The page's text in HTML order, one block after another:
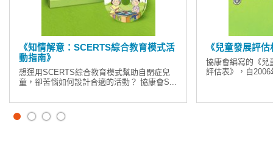
《知情解意：SCERTS綜合教育模式活
動指南》
想運用SCERTS綜合教育模式幫助自閉症兒
童，卻苦惱如何設計合適的活動？ 協康會S...
《兒童發展評
協康會編寫的《兒
評估表》，自